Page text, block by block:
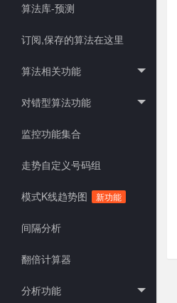
算法库-预测
订阅,保存的算法在这里
算法相关功能
对错型算法功能
监控功能集合
走势自定义号码组
模式K线趋势图 新功能
间隔分析
翻倍计算器
分析功能